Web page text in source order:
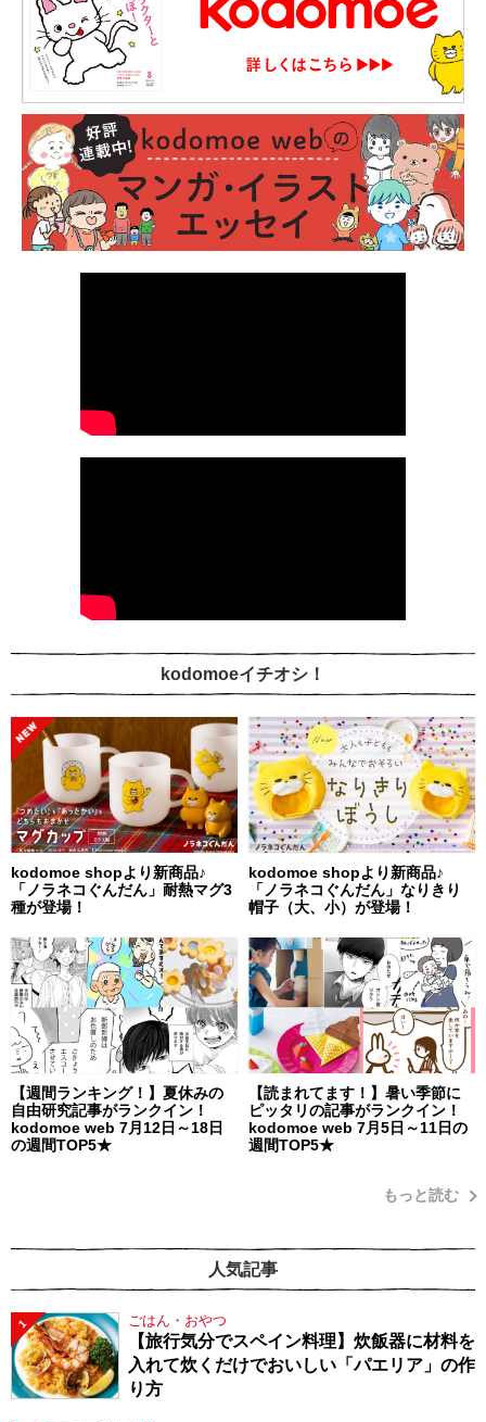
kodomoeイチオシ！
kodomoe shopより新商品♪
「ノラネコぐんだん」耐熱マグ3
種が登場！
kodomoe shopより新商品♪
「ノラネコぐんだん」なりきり
帽子（大、小）が登場！
【週間ランキング！】夏休みの
自由研究記事がランクイン！
kodomoe web 7月12日～18日
の週間TOP5★
【読まれてます！】暑い季節に
ピッタリの記事がランクイン！
kodomoe web 7月5日～11日の
週間TOP5★
もっと読む
人気記事
1 ごはん・おやつ
【旅行気分でスペイン料理】炊飯器に材料を
入れて炊くだけでおいしい「パエリア」の作
り方